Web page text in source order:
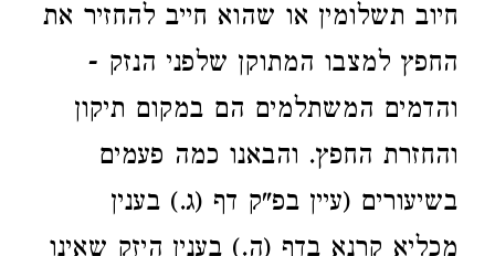
חיוב תשלומין או שהוא חייב להחזיר את
החפץ למצבו המתוקן שלפני הנזק -
והדמים המשתלמים הם במקום תיקון
והחזרת החפץ. והבאנו כמה פעמים
בשיעורים (עיין בפ"ק דף (ג.) בענין